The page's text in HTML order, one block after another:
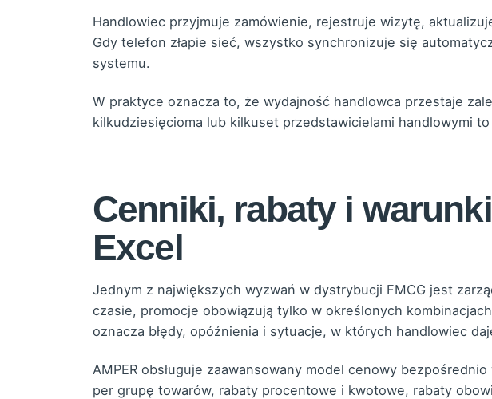
Handlowiec przyjmuje zamówienie, rejestruje wizytę,
Gdy telefon złapie sieć, wszystko synchronizuje się
systemu.
W praktyce oznacza to, że wydajność handlowca przestaje
kilkudziesięcioma lub kilkuset przedstawicielami handlowymi
Cenniki, rabaty i
Excel
Jednym z największych wyzwań w dystrybucji FMCG jest
czasie, promocje obowiązują tylko w określonych
oznacza błędy, opóźnienia i sytuacje, w których handlowiec
AMPER obsługuje zaawansowany model cenowy
per grupę towarów, rabaty procentowe i kwotowe, rabaty